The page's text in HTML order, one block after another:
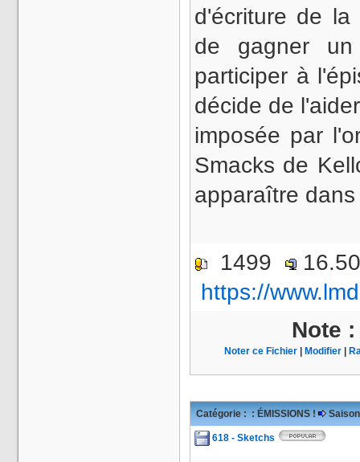
d'écriture de
de gagner
participer à
décide de
imposée par
Smacks de
apparaître
1499
https://
Note
Noter ce Fichier Modifier
Catégorie : : ÉMISSIONS !
618 - Sketchs